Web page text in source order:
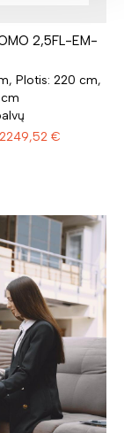
2,5FL-EM-
Plotis: 220 cm,
2249,52 €